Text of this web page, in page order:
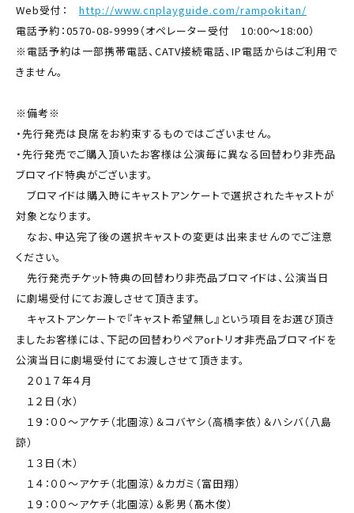
Web受付： http://www.cnplayguide.com/rampokitan/
電話予約：0570-08-9999（オペレーター受付 10:00～18:00）
※電話予約は一部携帯電話、CATV接続電話、IP電話からはご利用で
きません。
※備考※
・先行発売は良席をお約束するものではございません。
・先行発売でご購入頂いたお客様は公演毎に異なる回替わり非売品
ブロマイド特典がございます。
ブロマイドは購入時にキャストアンケートで選択されたキャストが
対象となります。
なお、申込完了後の選択キャストの変更は出来ませんのでご注意
ください。
先行発売チケット特典の回替わり非売品ブロマイドは、公演当日
に劇場受付にてお渡しさせて頂きます。
キャストアンケートで『キャスト希望無し』という項目をお選び頂き
ましたお客様には、下記の回替わりペアorトリオ非売品ブロマイドを
公演当日に劇場受付にてお渡しさせて頂きます。
２０１７年４月
１２日（水）
１９：００～アケチ（北園涼）＆コバヤシ（高橋李依）＆ハシバ（八島
諒）
１３日（木）
１４：００～アケチ（北園涼）＆カガミ（富田翔）
１９：００～アケチ（北園涼）＆影男（髙木俊）